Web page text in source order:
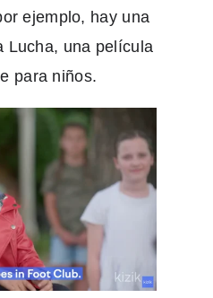
ejemplo, hay una
Lucha, una película
para niños.